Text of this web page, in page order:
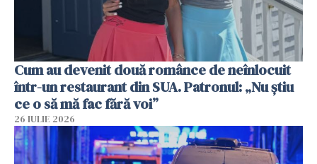
Cum au devenit două românce de neînlocuit
într-un restaurant din SUA. Patronul: „Nu știu
ce o să mă fac fără voi”
26 IULIE 2026